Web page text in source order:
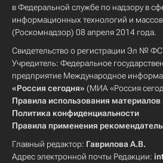
в Федеральной службе по надзору в
информационных технологий и
(Роскомнадзор) 08 апреля 2014 года.
Свидетельство о регистрации Эл №
Учредитель: Федеральное
предприятие Международное
«Россия сегодня» (МИА «Россия
Правила использования материалов
Политика конфиденциальности
Правила применения
Главный редактор: Гаврилова А.В.
Адрес электронной почты Редакции: